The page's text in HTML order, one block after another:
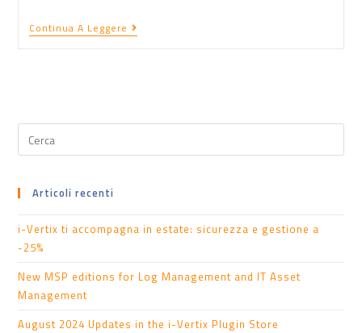
Continua A Leggere
Articoli recenti
i-Vertix ti accompagna in estate: sicurezza e gestione a
-25%
New MSP editions for Log Management and IT Asset
Management
August 2024 Updates in the i-Vertix Plugin Store